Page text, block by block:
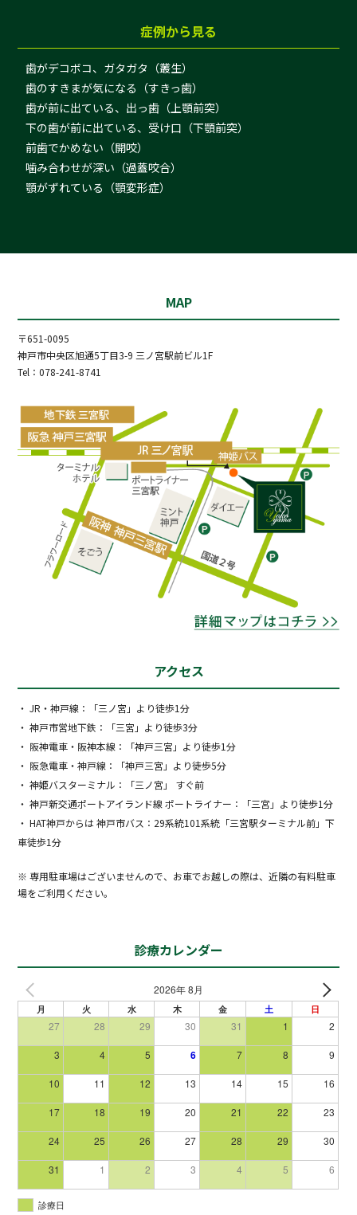
症例から見る
歯がデコボコ、ガタガタ（叢生）
歯のすきまが気になる（すきっ歯）
歯が前に出ている、出っ歯（上顎前突）
下の歯が前に出ている、受け口（下顎前突）
前歯でかめない（開咬）
噛み合わせが深い（過蓋咬合）
顎がずれている（顎変形症）
MAP
〒651-0095
神戸市中央区旭通5丁目3-9 三ノ宮駅前ビル1F
Tel：078-241-8741
アクセス
・ JR・神戸線：「三ノ宮」より徒歩1分
・ 神戸市営地下鉄：「三宮」より徒歩3分
・ 阪神電車・阪神本線：「神戸三宮」より徒歩1分
・ 阪急電車・神戸線：「神戸三宮」より徒歩5分
・ 神姫バスターミナル：「三ノ宮」 すぐ前
・ 神戸新交通ポートアイランド線 ポートライナー：「三宮」より徒歩1分
・ HAT神戸からは 神戸市バス：29系統101系統「三宮駅ターミナル前」下
車徒歩1分
※ 専用駐車場はございませんので、お車でお越しの際は、近隣の有料駐車
場をご利用ください。
診療カレンダー
2026年 8月
月 火 水 木 金 土 日
27 28 29 30 31 1 2
3 4 5 6 7 8 9
10 11 12 13 14 15 16
17 18 19 20 21 22 23
24 25 26 27 28 29 30
31 1 2 3 4 5 6
診療日